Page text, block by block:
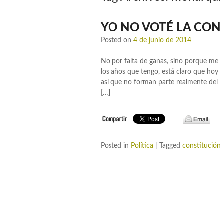
YO NO VOTÉ LA
Posted on 4 de junio de 2014
No por falta de ganas, sino porque
los años que tengo, está claro que
así que no forman parte realmente
[…]
Posted in Política Tagged constitución